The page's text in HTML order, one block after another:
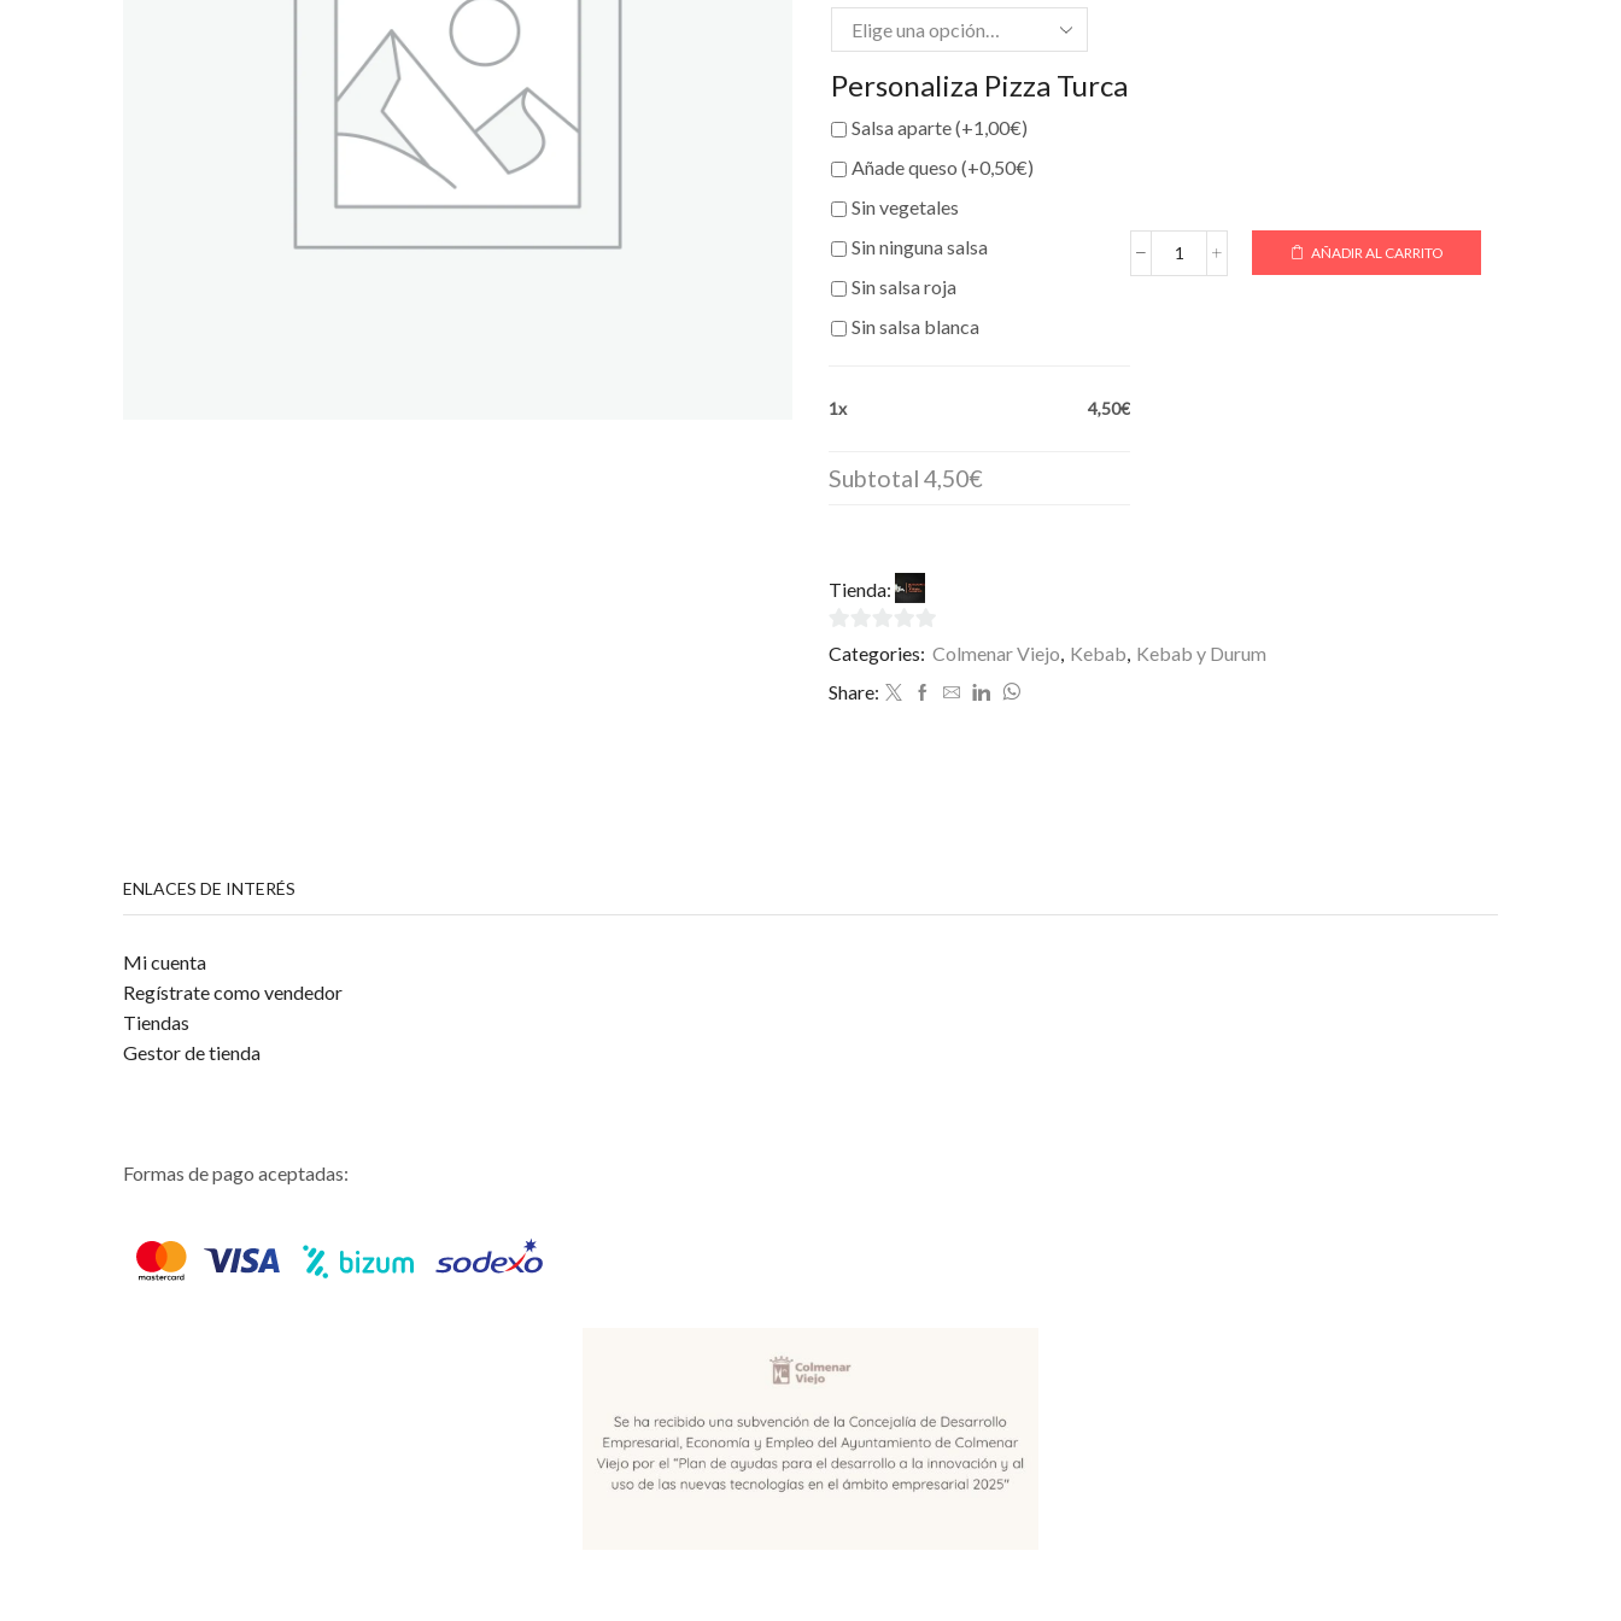
Personaliza Pizza Turca
Salsa aparte (+1,00€)
Añade queso (+0,50€)
Sin vegetales
Sin ninguna salsa
Sin salsa roja
Sin salsa blanca
1x 4,50€
Subtotal 4,50€
Pizza
AÑADIR AL CARRITO
Tienda:
0
Categories: Colmenar Viejo, Kebab, Kebab y Durum
Share:
ENLACES DE INTERÉS
Mi cuenta
Regístrate como vendedor
Tiendas
Gestor de tienda
Formas de pago aceptadas: